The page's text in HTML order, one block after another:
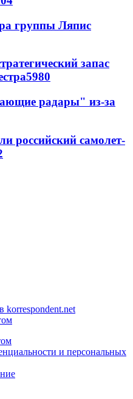
группы Ляпис
запас
5980
радары" из-за
российский самолет-
korrespondent.net
и персональных